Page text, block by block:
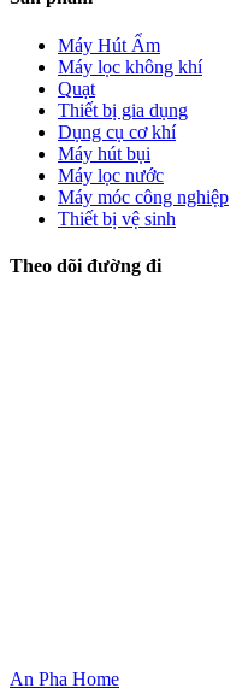
Máy Hút Ẩm
Máy lọc không khí
Quạt
Thiết bị gia dụng
Dụng cụ cơ khí
Máy hút bụi
Máy lọc nước
Máy móc công nghiệp
Thiết bị vệ sinh
Theo dõi đường đi
An Pha Home